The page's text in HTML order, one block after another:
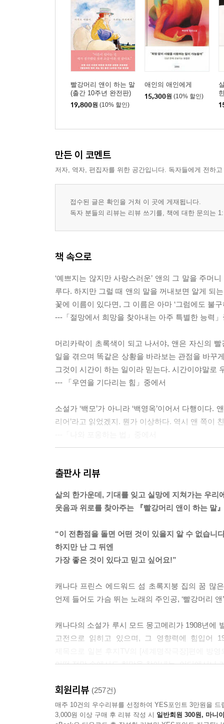
빨강머리 앤이 하는 말
(출간 10주년 완전판)
19,800원 (10% 할인)
애인의 애인에게
15,300원 (10% 할인)
만든 이 코멘트
저자, 역자, 편집자를 위한 공간입니다. 독자들에게 전하
접수된 글은 확인을 거쳐 이 곳에 게재됩니다.
독자 분들의 리뷰는 리뷰 쓰기를, 책에 대한 문의는
책 속으로
‘예쁘지는 않지만 사랑스러운’ 앤의 그 말을 주머
루다. 하지만 그럴 때 앤의 말을 꺼내보면 알게 되
꽃에 이름이 있다면, 그 이름은 아마 ‘그럼에도 불구
---「절망에서 희망을 찾아내는 아주 특별한 능력
머리카락이 초록색이 되고 나서야, 앤은 자신의
일을 겪으며 똑같은 상황을 바라보는 관점을 바꾸
그것이 시간이 하는 일이라 믿는다. 시간이야말로
--- 「우연을 기다리는 힘」중에서
소설가 ‘백모’가 아니라 ‘백영옥’이어서 다행이다.
리어’라고 읽었겠지. 뭔가 이상하다. 역시 앤 쪽이
쓰고, 매일 읽는 사람이게 해달라고 말이다. 타르
---「아침이라는 리셋 버튼」중에서
없는 관계’를 만드는 것이다. 떠날 필요가 없다
한 욕망, 우정으로 포장된 필요가 아니라 진짜 감정
---「고독을 좋아한다는 거짓말」중에서
누군가를 좋아하는 마음은 타인에게 피해를 주지
마음이나, 일흔넷의 할머니가 노인정에서 삼각관
대한 차이가 있을지언정, 그 이외의 차별이 있어선
---「우리는 전직 어린이였다」중에서
[빨강머리 앤]은 앤의 성장기이면서, 마릴라의 양
는 엄마인 셈이다. 언제나 기상천외한 실수를 하
출판사 리뷰
삶의 한가운데, 기대를 잊고 실망에 지쳐가는 우리
웃음과 위로를 찾아주는 『빨강머리 앤이 하는 말
“이 전환점을 돌면 어떤 것이 있을지 알 수 없습니
하지만 난 그 뒤엔
가장 좋은 것이 있다고 믿고 싶어요!”
캐나다 프린스 에드워드 섬 초록지붕 집의 꿈 많
언제 들어도 가슴 뛰는 노래의 주인공, ‘빨강머리
캐나다의 소설가 루시 모드 몽고메리가 1908년에
고전으로 읽히고 있으며, 그 영향력에 힘입어
어떤 절망 속에서도 희망을 찾아내는, 어디에서나
[스타일], [다이어트의 여왕], [아주 보통의 연애],
백영옥에게도 빨강머리 앤은 루시 모드 몽고메
슬픔까지, 소녀시절을 수놓는 마음들을 쉴 새 없
회원리뷰 (257건)
매주 10건의 우수리뷰를 선정하여 YES포인트 3만원을 드
3,000원 이상 구매 후 리뷰 작성 시 일반회원 300원, 마니